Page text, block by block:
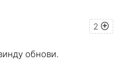
2
обнови.